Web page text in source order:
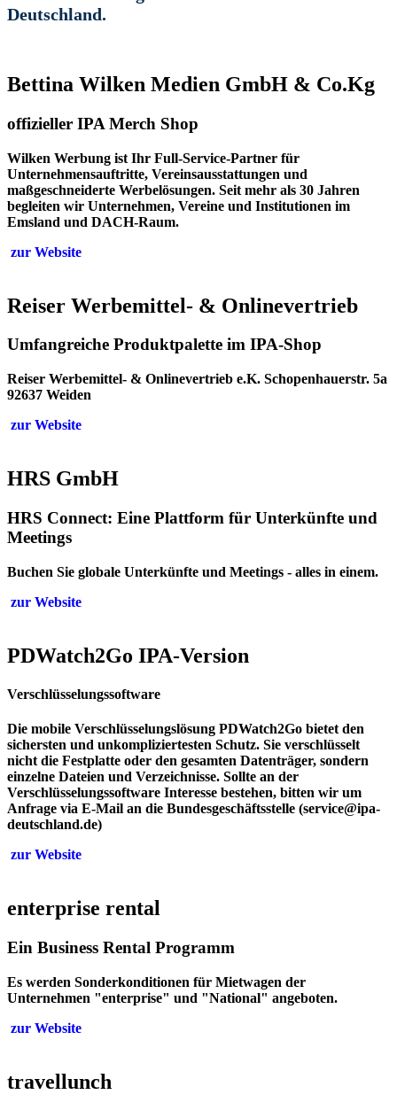
Deutschland.
Bettina Wilken Medien GmbH & Co.Kg
offizieller IPA Merch Shop
Wilken Werbung ist Ihr Full-Service-Partner für
Unternehmensauftritte, Vereinsausstattungen und
maßgeschneiderte Werbelösungen. Seit mehr als 30 Jahren
begleiten wir Unternehmen, Vereine und Institutionen im
Emsland und DACH-Raum.
zur Website
Reiser Werbemittel- & Onlinevertrieb
Umfangreiche Produktpalette im IPA-Shop
Reiser Werbemittel- & Onlinevertrieb e.K. Schopenhauerstr. 5a
92637 Weiden
zur Website
HRS GmbH
HRS Connect: Eine Plattform für Unterkünfte und
Meetings
Buchen Sie globale Unterkünfte und Meetings - alles in einem.
zur Website
PDWatch2Go IPA-Version
Verschlüssel­ungs­software
Die mobile Verschlüsselungslösung PDWatch2Go bietet den
sichersten und unkompliziertesten Schutz. Sie verschlüsselt
nicht die Festplatte oder den gesamten Datenträger, sondern
einzelne Dateien und Verzeichnisse. Sollte an der
Verschlüsselungssoftware Interesse bestehen, bitten wir um
Anfrage via E-Mail an die Bundesgeschäftsstelle (service@ipa-
deutschland.de)
zur Website
enterprise rental
Ein Business Rental Programm
Es werden Sonderkonditionen für Mietwagen der
Unternehmen "enterprise" und "National" angeboten.
zur Website
travellunch